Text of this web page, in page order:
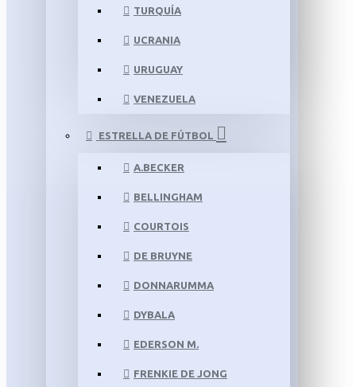
TURQUÍA
UCRANIA
URUGUAY
VENEZUELA
ESTRELLA DE FÚTBOL
A.BECKER
BELLINGHAM
COURTOIS
DE BRUYNE
DONNARUMMA
DYBALA
EDERSON M.
FRENKIE DE JONG